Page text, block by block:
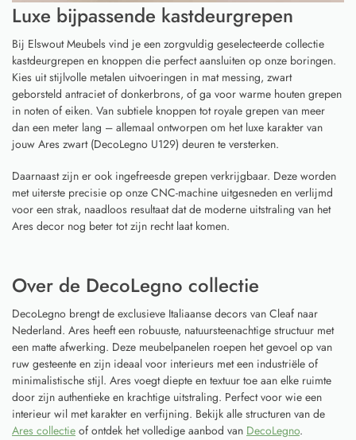
Luxe bijpassende kastdeurgrepen
Bij Elswout Meubels vind je een zorgvuldig geselecteerde collectie
kastdeurgrepen en knoppen die perfect aansluiten op onze boringen.
Kies uit stijlvolle metalen uitvoeringen in mat messing, zwart
geborsteld antraciet of donkerbrons, of ga voor warme houten grepen
in noten of eiken. Van subtiele knoppen tot royale grepen van meer
dan een meter lang – allemaal ontworpen om het luxe karakter van
jouw Ares zwart (DecoLegno U129) deuren te versterken.
Daarnaast zijn er ook ingefreesde grepen verkrijgbaar. Deze worden
met uiterste precisie op onze CNC-machine uitgesneden en verlijmd
voor een strak, naadloos resultaat dat de moderne uitstraling van het
Ares decor nog beter tot zijn recht laat komen.
Over de DecoLegno collectie
DecoLegno brengt de exclusieve Italiaanse decors van Cleaf naar
Nederland. Ares heeft een robuuste, natuursteenachtige structuur met
een matte afwerking. Deze meubelpanelen roepen het gevoel op van
ruw gesteente en zijn ideaal voor interieurs met een industriële of
minimalistische stijl. Ares voegt diepte en textuur toe aan elke ruimte
door zijn authentieke en krachtige uitstraling. Perfect voor wie een
interieur wil met karakter en verfijning. Bekijk alle structuren van de
Ares collectie of ontdek het volledige aanbod van DecoLegno.